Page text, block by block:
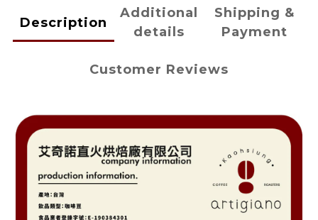
Description
Additional
details
Shipping &
Payment
Customer Reviews